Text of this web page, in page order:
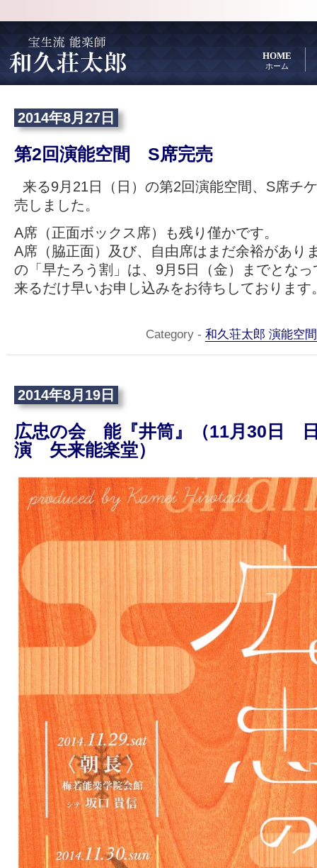
HOME
ホーム
2014年8月27日
第2回演能空間 S席完売
来る9月21日（日）の第2回演能空間、S席チ
売しました。
A席（正面ボックス席）も残り僅かです。
A席（脇正面）及び、自由席はまだ余裕があり
の「早たろう割」は、9月5日（金）までとな
来るだけ早いお申し込みをお待ちしております
Category - 和久荘太郎 演能空間
2014年8月19日
広忠の会 能『井筒』（11月30日
演 矢来能楽堂）